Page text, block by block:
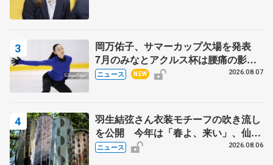
岡万佑子、サマーカップ欠場を発表
7月のみなとアクルス杯は腰痛の影響
で
ニュース NEW 2026.08.07
羽生結弦さん衣装モチーフの吹き流し
を公開 今年は「春よ、来い」、仙台
の瑞鳳殿
ニュース 2026.08.06